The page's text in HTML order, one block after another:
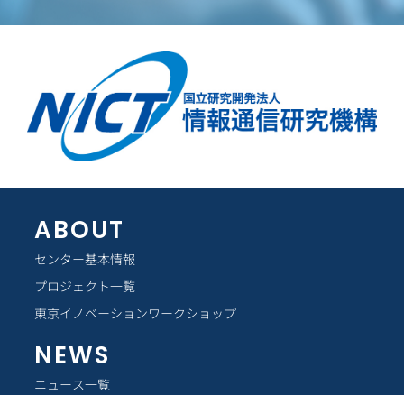
ABOUT
センター基本情報
プロジェクト一覧
東京イノベーションワークショップ
NEWS
ニュース一覧